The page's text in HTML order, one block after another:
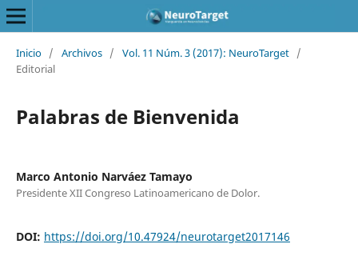
Inicio / Archivos / Vol. 11 Núm. 3 (2017): NeuroTarget /
Editorial
Palabras de Bienvenida
Marco Antonio Narváez Tamayo
Presidente XII Congreso Latinoamericano de Dolor.
DOI: https://doi.org/10.47924/neurotarget2017146